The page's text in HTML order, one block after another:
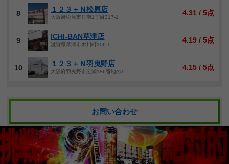
8 １２３＋Ｎ松原店
大阪府松原市丹南1丁目317-1
4.31 / 5点
9 ICHI-BAN草津店
滋賀県草津市木川町306-1
4.19 / 5点
10 １２３＋Ｎ羽曳野店
大阪府羽曳野市広瀬186番地の1
4.15 / 5点
お問い合わせ
読者ランキング